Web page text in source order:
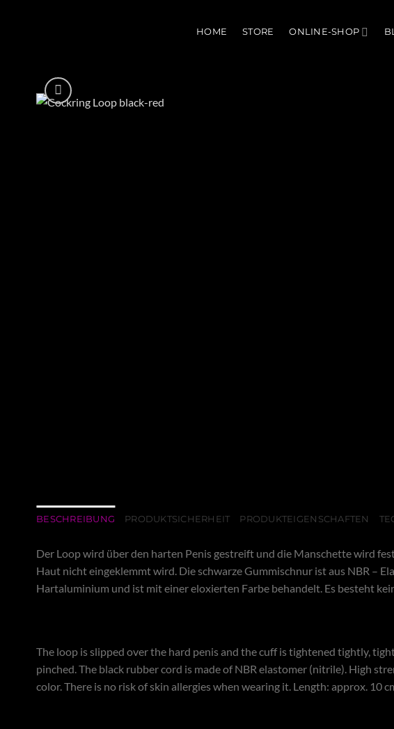
HOME STORE ONLINE-SHOP
BESCHREIBUNG PRODUKTSICHERHEIT PRODUKTEIGENSCHAFTEN
Der Loop wird über den harten Penis gestreift und die Manschette wird
Haut nicht eingeklemmt wird. Die schwarze Gummischnur ist aus NBR –
Hartaluminium und ist mit einer eloxierten Farbe behandelt. Es besteht
The loop is slipped over the hard penis and the cuff is tightened tightly,
pinched. The black rubber cord is made of NBR elastomer (nitrile). High
color. There is no risk of skin allergies when wearing it. Length: approx. 10